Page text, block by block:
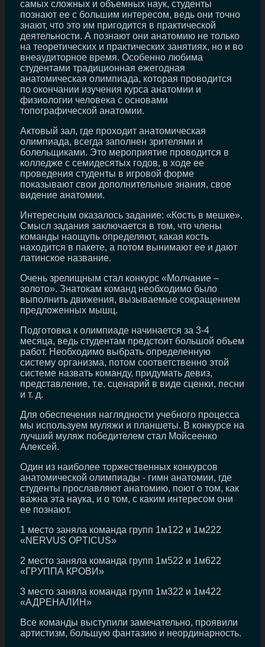
самых сложных и объемных наук, студенты
познают ее с большим интересом, ведь они точно
знают, что это им пригодится в практической
деятельности. А познают они анатомию не только
на теоретических и практических занятиях, но и во
внеаудиторное время. Особенно любима
студентами традиционная ежегодная
анатомическая олимпиада, которая проводится
по окончании изучения курса анатомии и
физиологии человека с основами
топографической анатомии.
Актовый зал, где проходит анатомическая
олимпиада, всегда заполнен зрителями и
болельщиками. Это мероприятие проводится в
колледже с семидесятых годов, в ходе ее
проведения студенты в игровой форме
показывают свои дополнительные знания, свое
видение анатомии.
Интересным оказалось задание: «Кость в мешке».
Смысл задания заключается в том, что члены
команды наощупь определяют, какая кость
находится в пакете, а потом вынимают ее и дают
латинское название.
Очень зрелищным стал конкурс «Молчание –
золото». Знатокам команд необходимо было
выполнить движения, вызываемые сокращением
предложенных мышц.
Подготовка к олимпиаде начинается за 3-4
месяца, ведь студентам предстоит большой объем
работ. Необходимо выбрать определенную
систему организма, потом соответственно этой
системе назвать команду, придумать девиз,
представление, т.е. сценарий в виде сценки, песни
и т. д.
Для обеспечения наглядности учебного процесса
мы используем муляжи и планшеты. В конкурсе на
лучший муляж победителем стал Мойсеенко
Алексей.
Один из наиболее торжественных конкурсов
анатомической олимпиады - гимн анатомии, где
студенты прославляют анатомию, поют о том, как
важна эта наука, и о том, с каким интересом они
ее познают.
1 место заняла команда групп 1м122 и 1м222
«NERVUS OPTICUS»
2 место заняла команда групп 1м522 и 1м622
«ГРУППА КРОВИ»
3 место заняла команда групп 1м322 и 1м422
«АДРЕНАЛИН»
Все команды выступили замечательно, проявили
артистизм, большую фантазию и неординарность.